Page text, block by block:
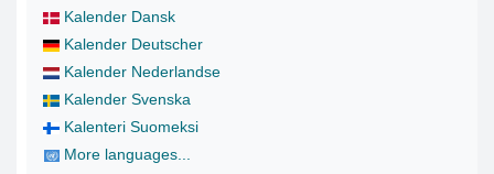
Kalender Dansk
Kalender Deutscher
Kalender Nederlandse
Kalender Svenska
Kalenteri Suomeksi
More languages...